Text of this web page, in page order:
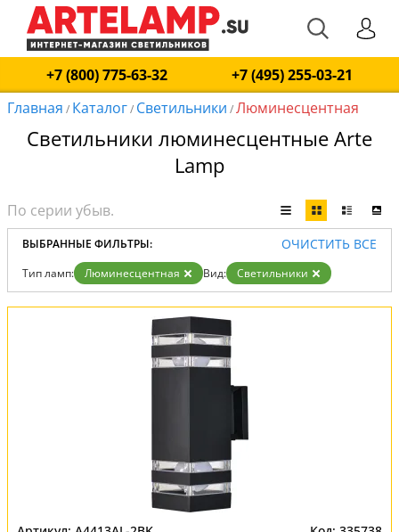
+7 (800) 775-63-32
+7 (495) 255-03-21
Главная / Каталог/ Светильники /Люминесцентная
Светильники люминесцентные Arte
Lamp
ВЫБРАННЫЕ ФИЛЬТРЫ: ОЧИСТИТЬ ВСЕ
Тип ламп: Люминесцентная Вид: Светильники